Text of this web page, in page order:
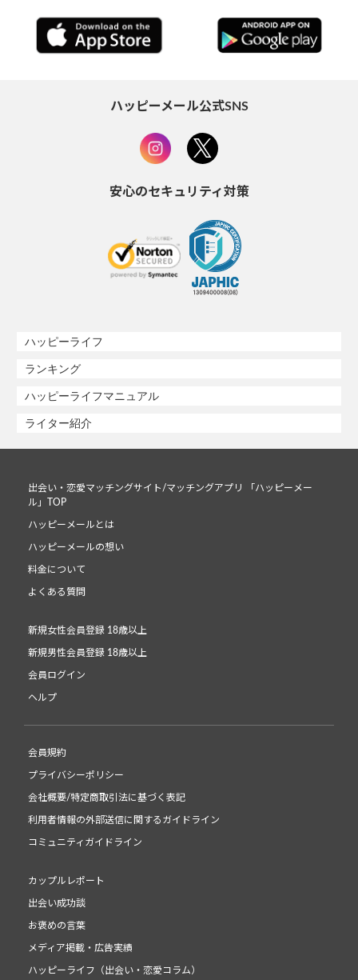
ハッピーメール公式SNS
安心のセキュリティ対策
ハッピーライフ
ランキング
ハッピーライフマニュアル
ライター紹介
出会い・恋愛マッチングサイト/マッチングアプリ 「ハッピーメー
ル」TOP
ハッピーメールとは
ハッピーメールの想い
料金について
よくある質問
新規女性会員登録 18歳以上
新規男性会員登録 18歳以上
会員ログイン
ヘルプ
会員規約
プライバシーポリシー
会社概要/特定商取引法に基づく表記
利用者情報の外部送信に関するガイドライン
コミュニティガイドライン
カップルレポート
出会い成功談
お褒めの言葉
メディア掲載・広告実績
ハッピーライフ（出会い・恋愛コラム）